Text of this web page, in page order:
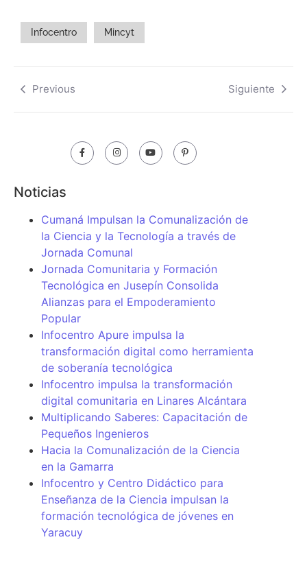
Infocentro Mincyt
Previous Siguiente
Noticias
Cumaná Impulsan la Comunalización de
la Ciencia y la Tecnología a través de
Jornada Comunal
Jornada Comunitaria y Formación
Tecnológica en Jusepín Consolida
Alianzas para el Empoderamiento
Popular
Infocentro Apure impulsa la
transformación digital como herramienta
de soberanía tecnológica
Infocentro impulsa la transformación
digital comunitaria en Linares Alcántara
Multiplicando Saberes: Capacitación de
Pequeños Ingenieros
Hacia la Comunalización de la Ciencia
en la Gamarra
Infocentro y Centro Didáctico para
Enseñanza de la Ciencia impulsan la
formación tecnológica de jóvenes en
Yaracuy